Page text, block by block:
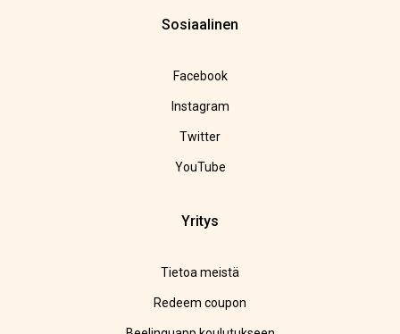
Sosiaalinen
Facebook
Instagram
Twitter
YouTube
Yritys
Tietoa meistä
Redeem coupon